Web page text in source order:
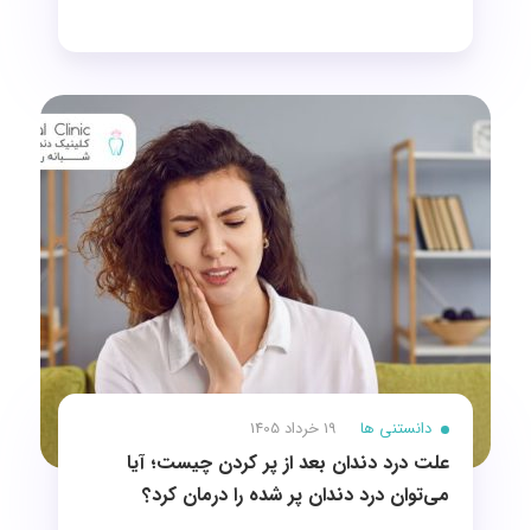
دانستنی ها 19 خرداد 1405
علت درد دندان بعد از پر کردن چیست؛ آیا
می‌توان درد دندان پر شده را درمان کرد؟